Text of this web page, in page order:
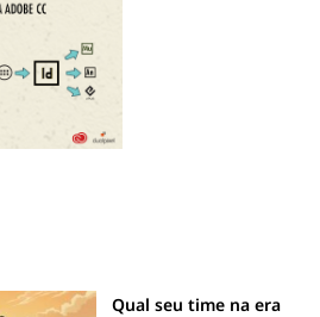
Qual seu time na era